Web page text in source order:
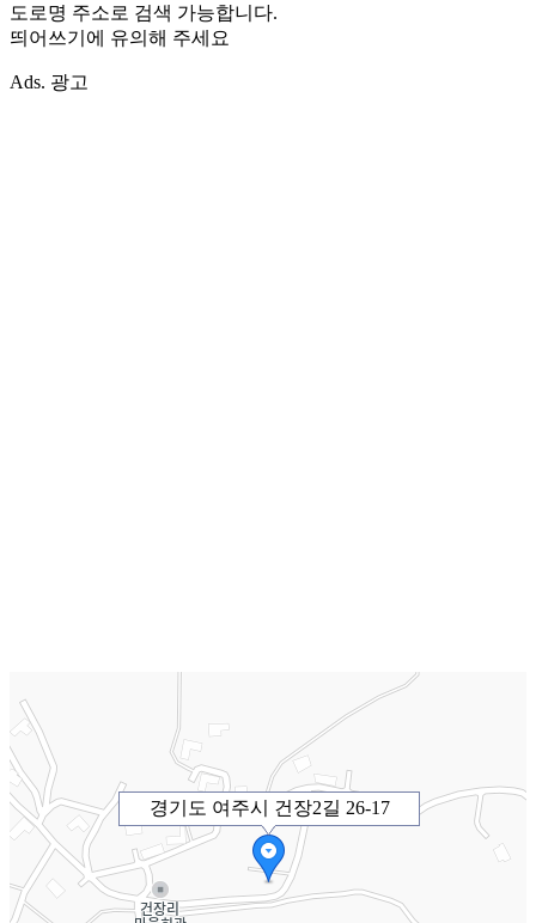
도로명 주소로 검색 가능합니다.
띄어쓰기에 유의해 주세요
Ads. 광고
경기도 여주시 건장2길 26-17